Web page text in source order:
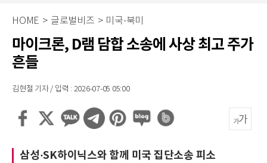
HOME > 글로벌비즈 > 미국·북미
마이크론, D램 담합 소송에 사상 최고 주가
흔들
김현철 기자 / 입력 : 2026-07-05 05:00
삼성·SK하이닉스와 함께 미국 집단소송 피소